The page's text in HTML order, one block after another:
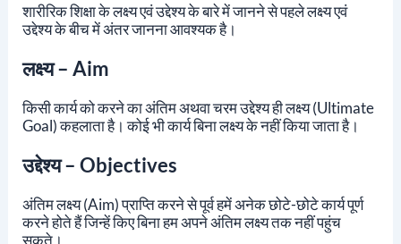
शारीरिक शिक्षा के लक्ष्य एवं उद्देश्य के बारे में जानने से पहले लक्ष्य एवं
उद्देश्य के बीच में अंतर जानना आवश्यक है।
लक्ष्य – Aim
किसी कार्य को करने का अंतिम अथवा चरम उद्देश्य ही लक्ष्य (Ultimate
Goal) कहलाता है। कोई भी कार्य बिना लक्ष्य के नहीं किया जाता है।
उद्देश्य – Objectives
अंतिम लक्ष्य (Aim) प्राप्ति करने से पूर्व हमें अनेक छोटे-छोटे कार्य पूर्ण
करने होते हैं जिन्हें किए बिना हम अपने अंतिम लक्ष्य तक नहीं पहुंच
सकते।